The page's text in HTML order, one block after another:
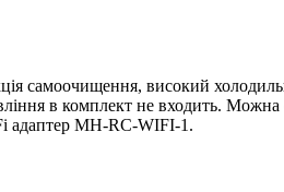
самоочищення, високий
в комплект не входить.
адаптер MH-RC-WIFI-1.